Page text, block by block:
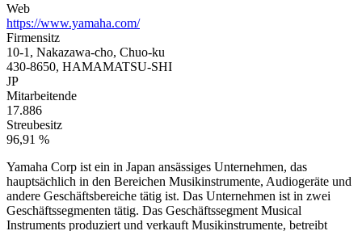
Web
https://www.yamaha.com/
Firmensitz
10-1, Nakazawa-cho, Chuo-ku
430-8650, HAMAMATSU-SHI
JP
Mitarbeitende
17.886
Streubesitz
96,91 %
Yamaha Corp ist ein in Japan ansässiges Unternehmen, das
hauptsächlich in den Bereichen Musikinstrumente, Audiogeräte und
andere Geschäftsbereiche tätig ist. Das Unternehmen ist in zwei
Geschäftssegmenten tätig. Das Geschäftssegment Musical
Instruments produziert und verkauft Musikinstrumente, betreibt